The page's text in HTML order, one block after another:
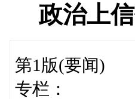
政治上
第1版(要闻)
专栏：